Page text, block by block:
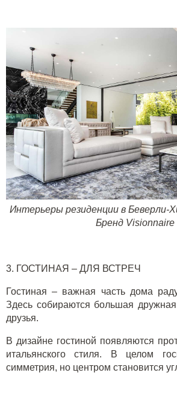
Интерьеры резиденции в Беверли-
Бренд Visionnaire
3. ГОСТИНАЯ – ДЛЯ ВСТРЕЧ
Гостиная– важная часть дома
Здесь собираются большая дружная
друзья.
В дизайне гостиной появляются
итальянского стиля. В целом
симметрия, но центром становится